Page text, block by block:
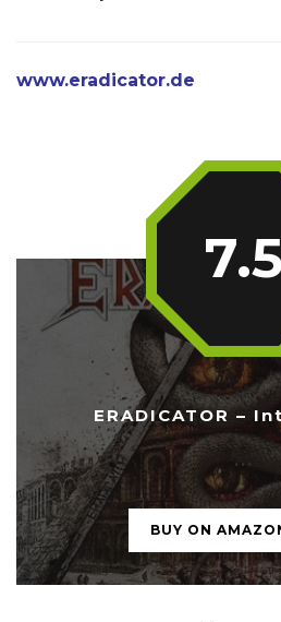
www.eradicator.de
ERADICATOR –
7.5
...
BUY ON